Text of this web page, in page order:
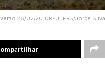
26/02/2010REUTERS/Jorge Silva